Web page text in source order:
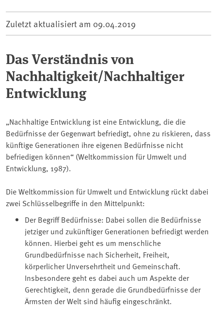
Zuletzt aktualisiert am 09.04.2019
Das Verständnis von
Nachhaltigkeit/Nachhaltiger
Entwicklung
„Nachhaltige Entwicklung ist eine Entwicklung, die die
Bedürfnisse der Gegenwart befriedigt, ohne zu riskieren, dass
künftige Generationen ihre eigenen Bedürfnisse nicht
befriedigen können“ (Weltkommission für Umwelt und
Entwicklung, 1987).
Die Weltkommission für Umwelt und Entwicklung rückt dabei
zwei Schlüsselbegriffe in den Mittelpunkt:
Der Begriff Bedürfnisse: Dabei sollen die Bedürfnisse
jetziger und zukünftiger Generationen befriedigt werden
können. Hierbei geht es um menschliche
Grundbedürfnisse nach Sicherheit, Freiheit,
körperlicher Unversehrtheit und Gemeinschaft.
Insbesondere geht es dabei auch um Aspekte der
Gerechtigkeit, denn gerade die Grundbedürfnisse der
Ärmsten der Welt sind häufig eingeschränkt.